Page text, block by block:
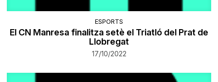
ESPORTS
El CN Manresa finalitza setè el Triatló del Prat de
Llobregat
17/10/2022